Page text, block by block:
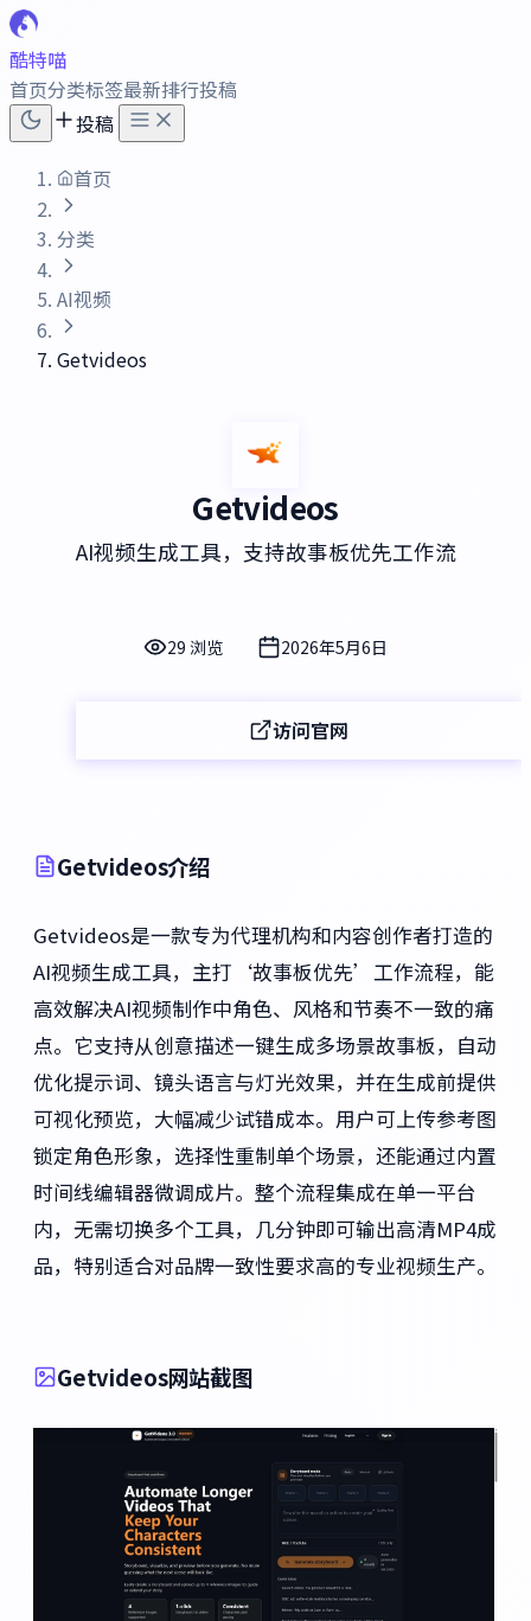
酷特喵
首页分类标签最新排行投稿
投稿
首页
分类
AI视频
Getvideos
Getvideos
AI视频生成工具，支持故事板优先工作流
29 浏览 2026年5月6日
访问官网
Getvideos介绍
Getvideos是一款专为代理机构和内容创作者打造的
AI视频生成工具，主打‘故事板优先’工作流程，能
高效解决AI视频制作中角色、风格和节奏不一致的痛
点。它支持从创意描述一键生成多场景故事板，自动
优化提示词、镜头语言与灯光效果，并在生成前提供
可视化预览，大幅减少试错成本。用户可上传参考图
锁定角色形象，选择性重制单个场景，还能通过内置
时间线编辑器微调成片。整个流程集成在单一平台
内，无需切换多个工具，几分钟即可输出高清MP4成
品，特别适合对品牌一致性要求高的专业视频生产。
Getvideos网站截图